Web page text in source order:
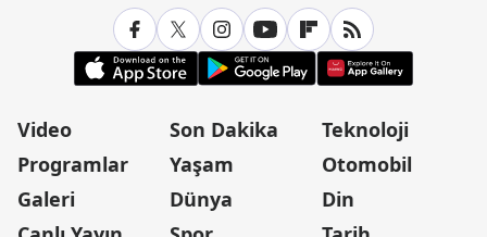
Video
Programlar
Galeri
Son Dakika
Yaşam
Dünya
Teknoloji
Otomobil
Din